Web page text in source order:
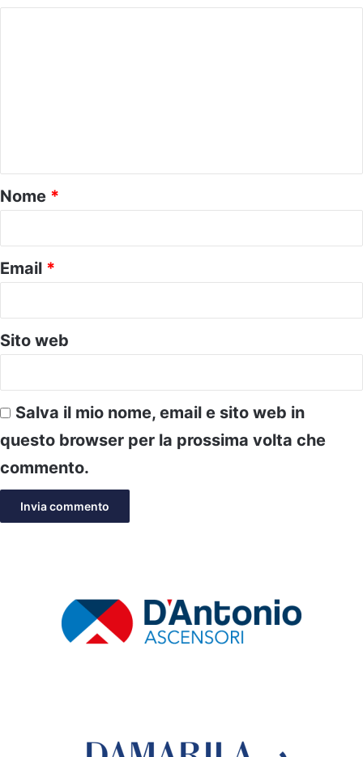
o
*
Nome *
Email *
Sito web
Salva il mio nome, email e sito web in
questo browser per la prossima volta che
commento.